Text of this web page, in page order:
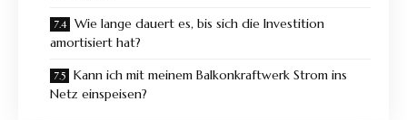
Wie lange dauert es, bis sich die Investition
amortisiert hat?
Kann ich mit meinem Balkonkraftwerk Strom ins
Netz einspeisen?